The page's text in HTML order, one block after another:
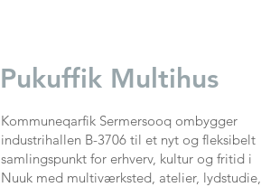
Pukuffik Multihus
Kommuneqarfik Sermersooq ombygger
industrihallen B-3706 til et nyt og fleksibelt
samlingspunkt for erhverv, kultur og fritid i
Nuuk med multiværksted, atelier, lydstudie,